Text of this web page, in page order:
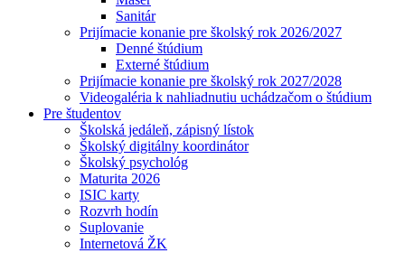
Sanitár
Prijímacie konanie pre školský rok 2026/2027
Denné štúdium
Externé štúdium
Prijímacie konanie pre školský rok 2027/2028
Videogaléria k nahliadnutiu uchádzačom o štúdium
Pre študentov
Školská jedáleň, zápisný lístok
Školský digitálny koordinátor
Školský psychológ
Maturita 2026
ISIC karty
Rozvrh hodín
Suplovanie
Internetová ŽK